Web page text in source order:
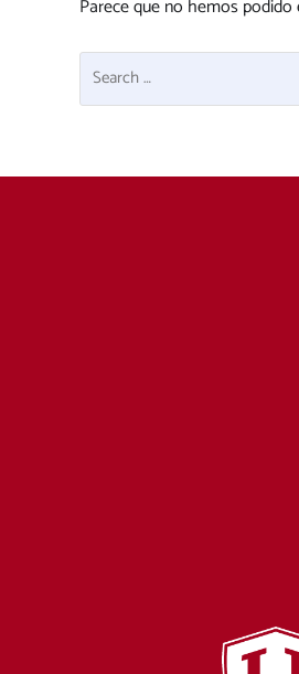
Parece que no hemos